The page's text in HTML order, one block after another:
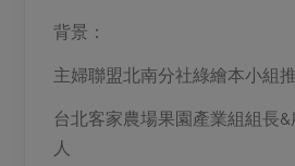
日用品
最新產品
養身食補
節慶大餐
傳到心坎裡，誠心又澎派
綠主張月刊
典藏閱覽室
下載專區
背景：
主婦聯盟北南分社綠繪本小組
台北客家農場果園產業組組長
人